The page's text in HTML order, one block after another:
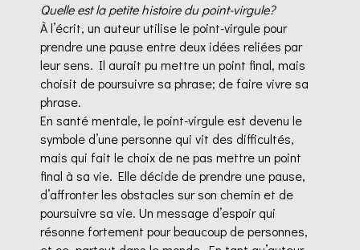
Quelle est la petite histoire du point-virgule?
À l’écrit, un auteur utilise le point-virgule pour
prendre une pause entre deux idées reliées par
leur sens. Il aurait pu mettre un point final, mais
choisit de poursuivresa phrase; de faire vivre sa
phrase.
En santé mentale, le point-virgule est devenu le
symbole d’une personne qui vit des difficultés,
mais qui fait le choix de ne pas mettre un point
final à sa vie. Elle décide de prendre une pause,
d’affronter les obstacles sur son chemin et de
poursuivre sa vie. Un message d’espoir qui
résonne fortement pour beaucoup de personnes,